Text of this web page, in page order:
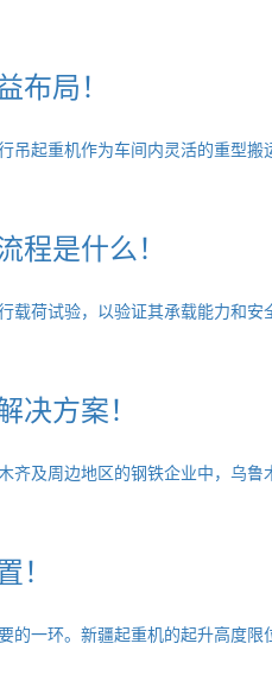
局！
起重机作为车间内灵活的重型
是什么！
荷试验，以验证其承载能力和
方案！
及周边地区的钢铁企业中，乌
一环。新疆起重机的起升高度